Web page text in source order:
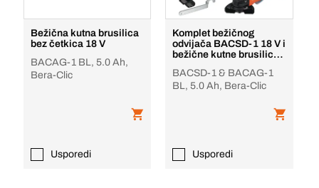
Bežična kutna brusilica
bez četkica 18 V
BACAG-1 BL, 5.0 Ah,
Bera-Clic
Usporedi
Komplet bežičnog
odvijača BACSD-1 18 V i
bežične kutne brusilice
BACSD-1 & BACAG-1
BL, 5.0 Ah, Bera-Clic
Usporedi